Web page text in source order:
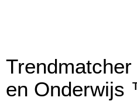
en Onderwijs